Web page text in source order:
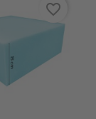
favorite_border